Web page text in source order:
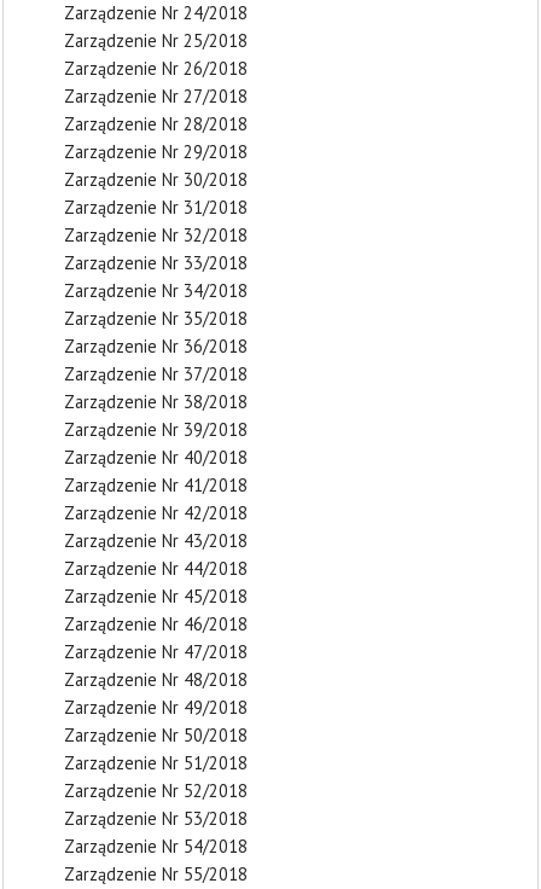
Zarządzenie Nr 24/2018
Zarządzenie Nr 25/2018
Zarządzenie Nr 26/2018
Zarządzenie Nr 27/2018
Zarządzenie Nr 28/2018
Zarządzenie Nr 29/2018
Zarządzenie Nr 30/2018
Zarządzenie Nr 31/2018
Zarządzenie Nr 32/2018
Zarządzenie Nr 33/2018
Zarządzenie Nr 34/2018
Zarządzenie Nr 35/2018
Zarządzenie Nr 36/2018
Zarządzenie Nr 37/2018
Zarządzenie Nr 38/2018
Zarządzenie Nr 39/2018
Zarządzenie Nr 40/2018
Zarządzenie Nr 41/2018
Zarządzenie Nr 42/2018
Zarządzenie Nr 43/2018
Zarządzenie Nr 44/2018
Zarządzenie Nr 45/2018
Zarządzenie Nr 46/2018
Zarządzenie Nr 47/2018
Zarządzenie Nr 48/2018
Zarządzenie Nr 49/2018
Zarządzenie Nr 50/2018
Zarządzenie Nr 51/2018
Zarządzenie Nr 52/2018
Zarządzenie Nr 53/2018
Zarządzenie Nr 54/2018
Zarządzenie Nr 55/2018